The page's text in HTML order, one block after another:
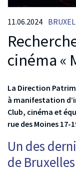
cinéma «
11.06.2024
La Direction
à manifestation
Club, cinéma et
rue des Moines 17-
Un des
de Bruxelles